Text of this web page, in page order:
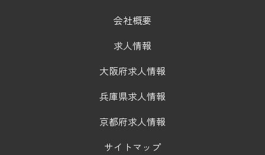
会社概要
求人情報
大阪府求人情報
兵庫県求人情報
京都府求人情報
サイトマップ